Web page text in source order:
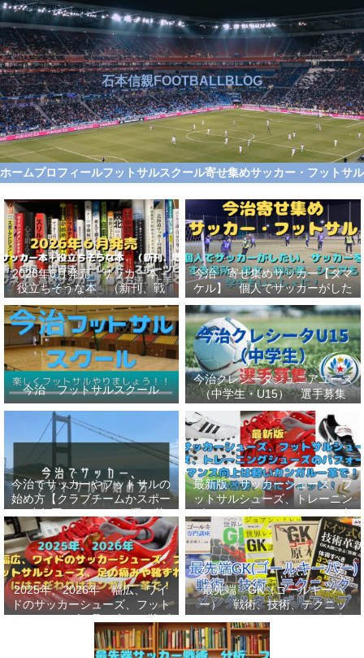
石本信親FOOTBALLBLOG
ホームプロフィールフットサルスクール寄せ集めサッカー・フット
2026年6月発売 サッカー本＋
役立ちそうな本 （新刊、戦
術、自伝、指導法、トレンド、
スポーツビジネス、高校サッカ
ー）勝つ方法、上手くなる方法
を見つけよう！
今治 寄せ集めサッカー【タマ
ケル】 個人でサッカーがした
い、サッカーをする場所、男
女、初心者、シニアも学生もい
っしょに！【タマケル】
今治 フットサルスクール
今治クレシータジュニアユース
（中学生・U15） 選手募集
今治でサッカーやフットサルの
始め方【クラブチームかスポー
ツ少年団かスクールを選ぶ基
準】小学生、幼児（年長・年
中）、サッカー
最新版 サッカーシューズ、フ
ットサルシューズ、トレーニン
グシューズのパフォーマンス向
上は軽いカンガルー革で！痛み
改善、足にフィット！
2025年、2026年 幅広、ワイ
ドのサッカーシューズ、フット
サルシューズ、足の痛みや靴ず
れにはこだわりはカンガルー革
で！
最先端 GK（ゴールキーパ
ー） 戦術、技術、テクニッ
ク、メンタルをレベルアップし
世界基準へ 練習メニューなど
選手、指導者おすすめ本 11